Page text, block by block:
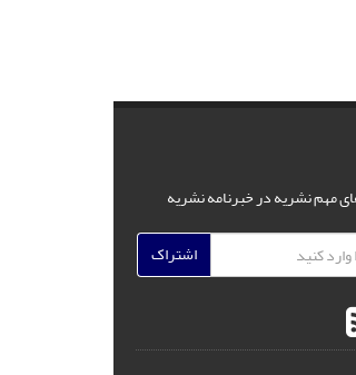
مهم نشریه در خبرنامه نشریه
اشتراک